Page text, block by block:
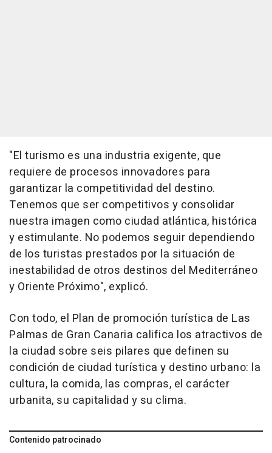
"El turismo es una industria exigente, que
requiere de procesos innovadores para
garantizar la competitividad del destino.
Tenemos que ser competitivos y consolidar
nuestra imagen como ciudad atlántica, histórica
y estimulante. No podemos seguir dependiendo
de los turistas prestados por la situación de
inestabilidad de otros destinos del Mediterráneo
y Oriente Próximo", explicó.
Con todo, el Plan de promoción turística de Las
Palmas de Gran Canaria califica los atractivos de
la ciudad sobre seis pilares que definen su
condición de ciudad turística y destino urbano: la
cultura, la comida, las compras, el carácter
urbanita, su capitalidad y su clima.
Contenido patrocinado